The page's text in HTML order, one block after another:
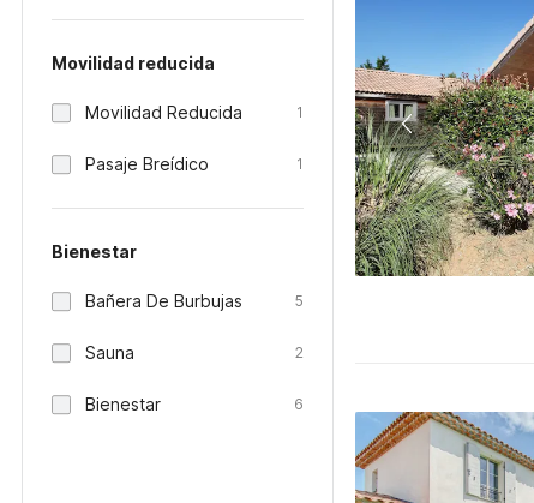
Movilidad reducida
Movilidad Reducida 1
Pasaje Breídico 1
Bienestar
Bañera De Burbujas 5
Sauna 2
Bienestar 6